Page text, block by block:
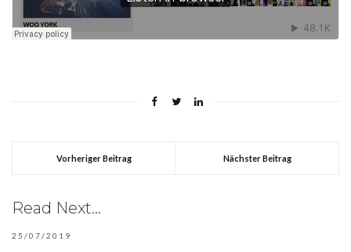
Vorheriger Beitrag Nächster Beitrag
Read Next...
25/07/2019